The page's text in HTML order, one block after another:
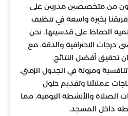
من متخصصين مدربين على
بخبرة واسعة في تنظيف
الحفاظ على قدسيتها. نحن
الاحترافية والدقة، مع
تحقيق أفضل النتائج.
تنافسية ومرونة في الجدول الزمني.
عملائنا وتقديم حلول
والأنشطة اليومية، مما
داخل المسجد.